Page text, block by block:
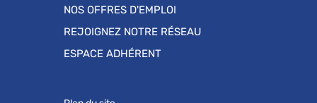
NOS OFFRES D'EMPLOI
REJOIGNEZ NOTRE RÉSEAU
ESPACE ADHÉRENT